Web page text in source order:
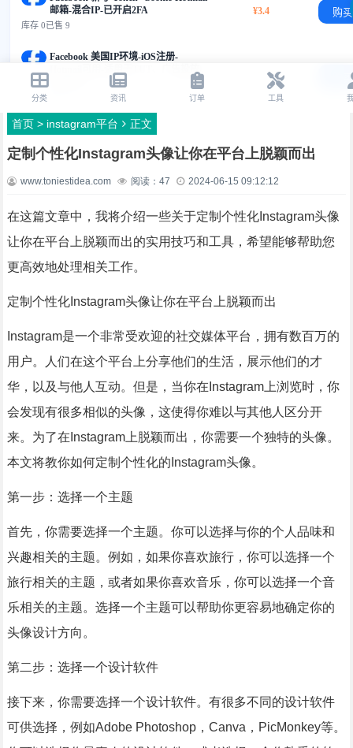
首页> instagram平台 正文
定制个性化Instagram头像让你在平台上脱颖而出
www.toniestidea.com 阅读： 47 2024-06-15 09:12:12
在这篇文章中，我将介绍一些关于定制个性化Instagram头像
让你在平台上脱颖而出的实用技巧和工具，希望能够帮助您
更高效地处理相关工作。
定制个性化Instagram头像让你在平台上脱颖而出
Instagram是一个非常受欢迎的社交媒体平台，拥有数百万的
用户。人们在这个平台上分享他们的生活，展示他们的才
华，以及与他人互动。但是，当你在Instagram上浏览时，你
会发现有很多相似的头像，这使得你难以与其他人区分开
来。为了在Instagram上脱颖而出，你需要一个独特的头像。
本文将教你如何定制个性化的Instagram头像。
第一步：选择一个主题
首先，你需要选择一个主题。你可以选择与你的个人品味和
兴趣相关的主题。例如，如果你喜欢旅行，你可以选择一个
旅行相关的主题，或者如果你喜欢音乐，你可以选择一个音
乐相关的主题。选择一个主题可以帮助你更容易地确定你的
头像设计方向。
第二步：选择一个设计软件
接下来，你需要选择一个设计软件。有很多不同的设计软件
可供选择，例如Adobe Photoshop，Canva，PicMonkey等。